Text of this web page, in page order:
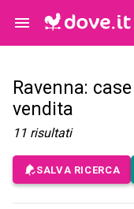
Ravenna:
vendita
11 risultati
SALVA RICERCA